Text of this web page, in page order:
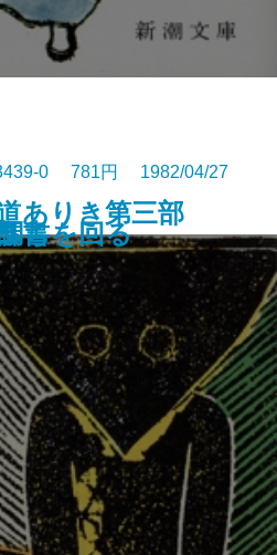
0 781円 1982/04/27
書
ありき第三部
ちを回る